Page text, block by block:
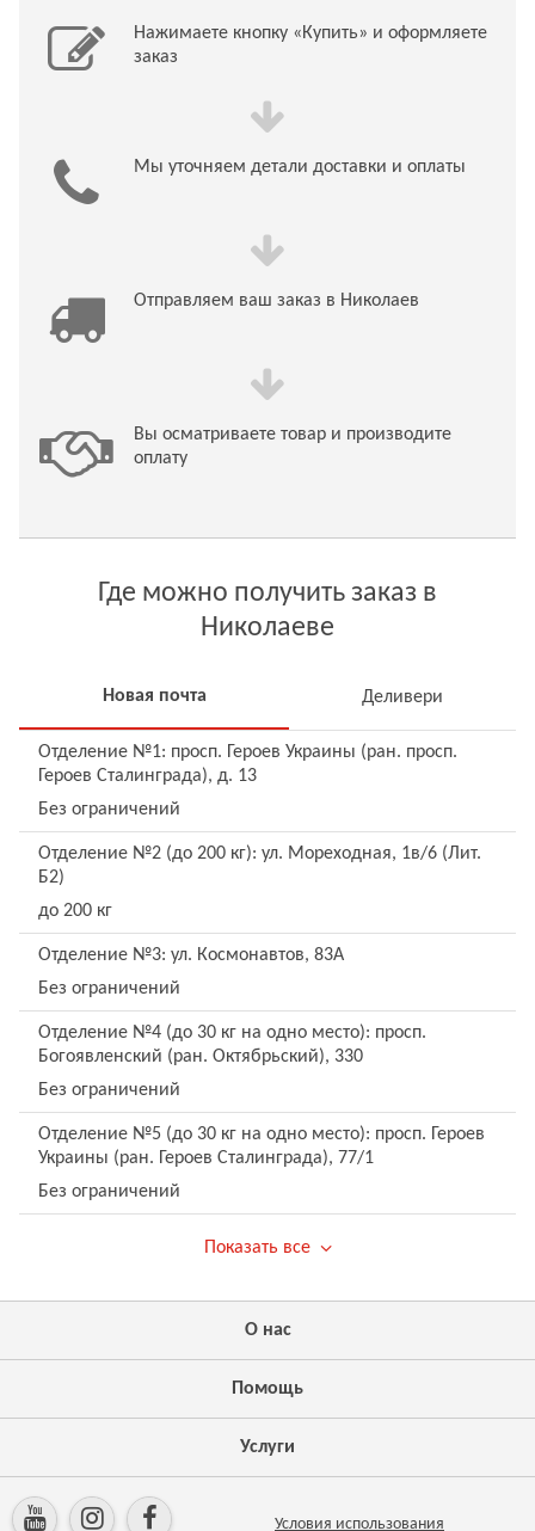
Нажимаете кнопку «Купить» и оформляете
заказ
Мы уточняем детали доставки и оплаты
Отправляем ваш заказ в Николаев
Вы осматриваете товар и производите
оплату
Где можно получить заказ в
Николаеве
Новая почта Деливери
Отделение №1: просп. Героев Украины (ран. просп.
Героев Сталинграда), д. 13
Без ограничений
Отделение №2 (до 200 кг): ул. Мореходная, 1в/6 (Лит.
Б2)
до 200 кг
Отделение №3: ул. Космонавтов, 83A
Без ограничений
Отделение №4 (до 30 кг на одно место): просп.
Богоявленский (ран. Октябрьский), 330
Без ограничений
Отделение №5 (до 30 кг на одно место): просп. Героев
Украины (ран. Героев Сталинграда), 77/1
Без ограничений
Показать все
О нас
Помощь
Услуги
Условия использования